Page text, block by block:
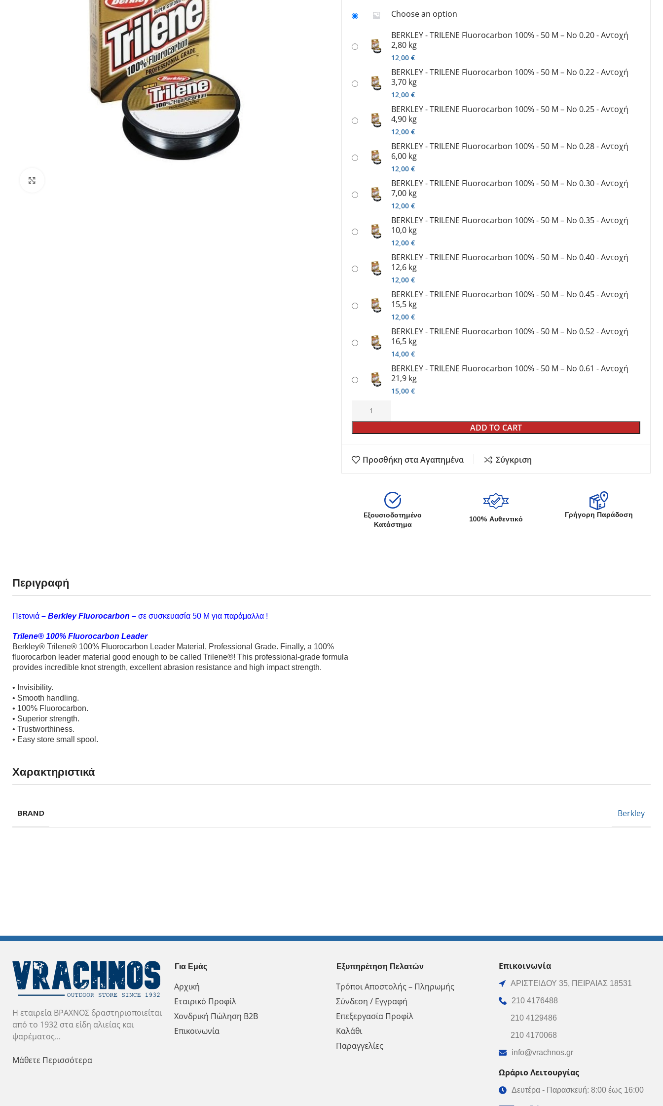
Ψαράκια Συρτής - Spinning
Ψαράκια Σιλικόνης - Ζόγκες
Πλάνα - Slow Jigging
Πλάνα Spin - Shore - Jig
Τεχνητά Tai Rubber
Καλαμαριέρες
Συρτή - Με Μολύβι Φύλακα
Ψάρεμα από σκάφος
Μηχανισμοί
Πετονιές / Αξεσουάρ
Ψάρεμα EGIING
Ψάρεμα Fly Fishing
Λιπαντικά (Γράσο - Λάδι)
Choose an option
BERKLEY - TRILENE Fluorocarbon 100% - 50 M – No 0.20 - Αντοχή
2,80 kg
12,00 €
BERKLEY - TRILENE Fluorocarbon 100% - 50 M – No 0.22 - Αντοχή
3,70 kg
12,00 €
BERKLEY - TRILENE Fluorocarbon 100% - 50 M – No 0.25 - Αντοχή
4,90 kg
12,00 €
BERKLEY - TRILENE Fluorocarbon 100% - 50 M – No 0.28 - Αντοχή
6,00 kg
12,00 €
BERKLEY - TRILENE Fluorocarbon 100% - 50 M – No 0.30 - Αντοχή
7,00 kg
12,00 €
BERKLEY - TRILENE Fluorocarbon 100% - 50 M – No 0.35 - Αντοχή
10,0 kg
12,00 €
BERKLEY - TRILENE Fluorocarbon 100% - 50 M – No 0.40 - Αντοχή
12,6 kg
12,00 €
BERKLEY - TRILENE Fluorocarbon 100% - 50 M – No 0.45 - Αντοχή
15,5 kg
12,00 €
BERKLEY - TRILENE Fluorocarbon 100% - 50 M – No 0.52 - Αντοχή
16,5 kg
14,00 €
BERKLEY - TRILENE Fluorocarbon 100% - 50 M – No 0.61 - Αντοχή
21,9 kg
15,00 €
ADD TO CART
Προσθήκη στα Αγαπημένα Σύγκριση
Eξουσιοδοτημένο
Κατάστημα
100% Αυθεντικό Γρήγορη Παράδοση
Περιγραφή
Πετονιά – Berkley Fluorocarbon – σε συσκευασία 50 Μ για παράμαλλα !
Trilene® 100% Fluorocarbon Leader
Berkley® Trilene® 100% Fluorocarbon Leader Material, Professional Grade. Finally, a 100%
fluorocarbon leader material good enough to be called Trilene®! This professional-grade formula
provides incredible knot strength, excellent abrasion resistance and high impact strength.
• Invisibility.
• Smooth handling.
• 100% Fluorocarbon.
• Superior strength.
• Trustworthiness.
• Easy store small spool.
Χαρακτηριστικά
BRAND Berkley
Η εταιρεία ΒΡΑΧΝΟΣ δραστηριοποιείται
από το 1932 στα είδη αλιείας και
ψαρέματος...
Μάθετε Περισσότερα
Για Εμάς
Αρχική
Εταιρικό Προφίλ
Χονδρική Πώληση Β2Β
Επικοινωνία
Εξυπηρέτηση Πελατών
Τρόποι Αποστολής – Πληρωμής
Σύνδεση / Εγγραφή
Επεξεργασία Προφίλ
Καλάθι
Παραγγελίες
Επικοινωνία
ΑΡΙΣΤΕΙΔΟΥ 35, ΠΕΙΡΑΙΑΣ 18531
210 4176488
210 4129486
210 4170068
info@vrachnos.gr
Ωράριο Λειτουργίας
Δευτέρα - Παρασκευή: 8:00 έως 16:00